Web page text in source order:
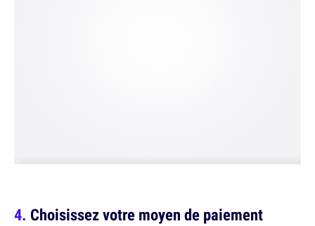
Choisissez votre moyen de paiement